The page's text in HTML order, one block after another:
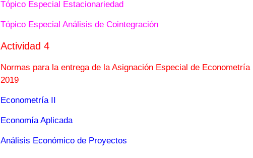
Tópico Especial Estacionariedad
Tópico Especial Análisis de Cointegración
Actividad 4
Normas para la entrega de la Asignación Especial de Econometría
2019
Econometría II
Economía Aplicada
Análisis Económico de Proyectos